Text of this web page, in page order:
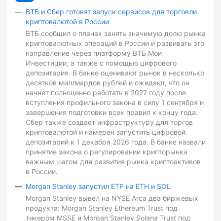
ВТБ и Сбер готовят запуск сервисов для торговли
криптовалютой в России
ВТБ сообщил о планах занять значимую долю рынка
криптовалютных операций в России и развивать это
направление через платформу ВТБ Мои
Инвестиции, а также с помощью цифрового
депозитария. В банке оценивают рынок в несколько
десятков миллиардов рублей и ожидают, что он
начнет полноценно работать в 2027 году после
вступления профильного закона в силу 1 сентября и
завершения подготовки всех правил к концу года.
Сбер также создает инфраструктуру для торгов
криптовалютой и намерен запустить цифровой
депозитарий к 1 декабря 2026 года. В банке назвали
принятие закона о регулировании крипторынка
важным шагом для развития рынка криптоактивов
в России.
Morgan Stanley запустил ETP на ETH и SOL
Morgan Stanley вывел на NYSE Arca два биржевых
продукта: Morgan Stanley Ethereum Trust под
тикером MSSE и Morgan Stanley Solana Trust под